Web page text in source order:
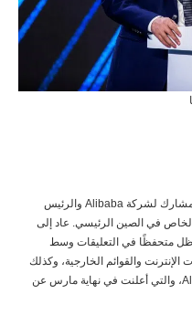
الشخص الذي وصفته هو جاك ما، المؤسس المشارك لشركة Alibaba والرئيس
الخاص في الصين الرئيسي. عاد إلى
متحفظًا في التعليقات وسط
والقوائم الخارجية، وكذلك
تراكم الثروة. يمتلك ما حوالي 3.8٪ من Alibaba، والتي أعلنت في نهاية مارس عن